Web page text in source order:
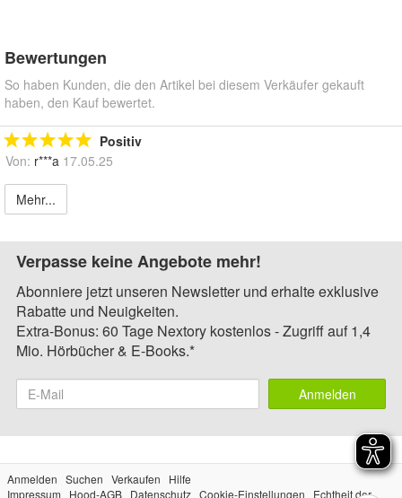
Bewertungen
So haben Kunden, die den Artikel bei diesem Verkäufer gekauft
haben, den Kauf bewertet.
Positiv
Von: r***a 17.05.25
Mehr...
Verpasse keine Angebote mehr!
Abonniere jetzt unseren Newsletter und erhalte exklusive
Rabatte und Neuigkeiten.
Extra-Bonus: 60 Tage Nextory kostenlos - Zugriff auf 1,4
Mio. Hörbücher & E-Books.*
Anmelden
Anmelden Suchen Verkaufen
Hilfe
Impressum
Hood-AGB Datenschutz Cookie-Einstellungen Echtheit der